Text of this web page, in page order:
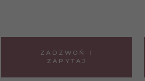
ZADZWOŃ I
ZAPYTAJ